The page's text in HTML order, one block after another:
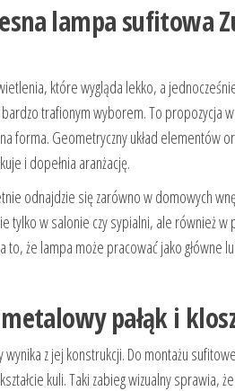
lampa sufitowa
które wygląda lekko, a
trafionym wyborem. To propozycja
forma. Geometryczny układ elementów
i dopełnia aranżację.
odnajdzie się zarówno w domowych
tylko w salonie czy sypialni, ale również
to, że lampa może pracować jako główne
pałąk i
wynika z jej konstrukcji. Do montażu
kuli. Taki zabieg wizualny sprawia,